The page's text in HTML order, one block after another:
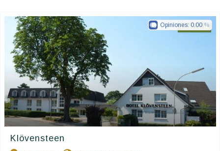
Ringhotels
Klövensteen
Opiniones: 0.00